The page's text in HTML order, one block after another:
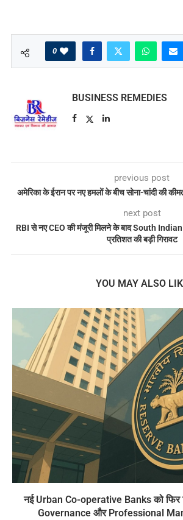
0
BUSINESS REMEDIES
previous post
अमेरिका के ईरान पर नए हमलों के बीच सोना-चांदी की
next post
RBI से नए CEO की मंजूरी मिलने के बाद South
प्रतिशत की बड़ी गिरावट
YOU MAY ALSO
नई Urban Co-operative Banks को फिर
Governance और Professional